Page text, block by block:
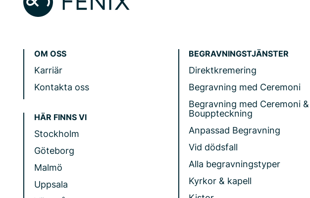
OM OSS
Karriär
Kontakta oss
HÄR FINNS VI
Stockholm
Göteborg
Malmö
Uppsala
BEGRAVNINGSTJÄNSTER
Direktkremering
Begravning med Ceremoni
Begravning med Ceremoni &
Bouppteckning
Anpassad Begravning
Vid dödsfall
Alla begravningstyper
Kyrkor & kapell